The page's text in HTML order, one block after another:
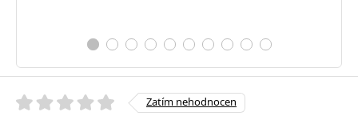
Zatím nehodnocen